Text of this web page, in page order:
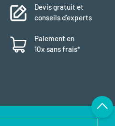
Devis gratuit et
conseils d’experts
Paiement en
10x sans frais*